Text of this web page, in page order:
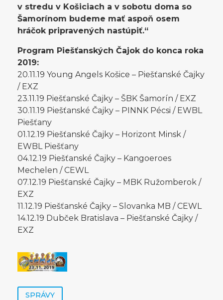
v stredu v Košiciach a v sobotu doma so
Šamorínom budeme mať aspoň osem
hráčok pripravených nastúpiť.“
Program Piešťanských Čajok do konca roka
2019:
20.11.19 Young Angels Košice – Piešťanské Čajky
/ EXZ
23.11.19 Piešťanské Čajky – ŠBK Šamorín / EXZ
30.11.19 Piešťanské Čajky – PINNK Pécsi / EWBL
Piešťany
01.12.19 Piešťanské Čajky – Horizont Minsk /
EWBL Piešťany
04.12.19 Piešťanské Čajky – Kangoeroes
Mechelen / CEWL
07.12.19 Piešťanské Čajky – MBK Ružomberok /
EXZ
11.12.19 Piešťanské Čajky – Slovanka MB / CEWL
14.12.19 Dubček Bratislava – Piešťanské Čajky /
EXZ
SPRÁVY